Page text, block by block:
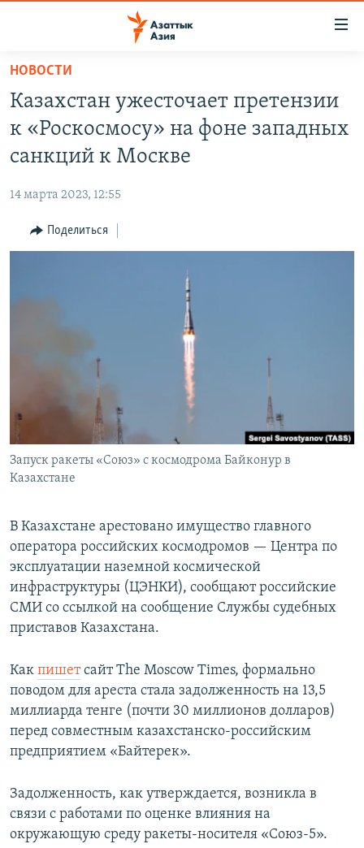
Вернуться
основному
содержанию
главной
навигации
Вернутся
КЫРГЫЗСТАН
ТАДЖИКИСТАН
ВОЙНА В УКРАИНЕ
ҚАЗАҚША
КЫРГЫЗЧА
НОВОСТИ
Казахстан ужесточает претензии
к «Роскосмосу» на фоне западных
санкций к Москве
14 марта 2023, 12:55
Поделиться
Запуск ракеты «Союз» с космодрома Байконур в
Казахстане
В Казахстане арестовано имущество главного
оператора российских космодромов — Центра по
эксплуатации наземной космической
инфраструктуры (ЦЭНКИ), сообщают российские
СМИ со ссылкой на сообщение Службы судебных
приставов Казахстана.
Как пишетсайт The Moscow Times, формально
поводом для ареста стала задолженность на 13,5
миллиарда тенге (почти 30 миллионов долларов)
перед совместным казахстанско-российским
предприятием «Байтерек».
Задолженность, как утверждается, возникла в
связи с работами по оценке влияния на
окружающую среду ракеты-носителя «Союз-5».